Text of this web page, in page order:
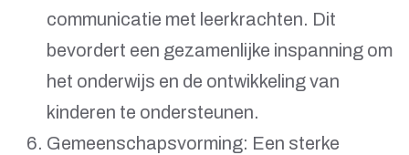
communicatie met leerkrachten. Dit
bevordert een gezamenlijke inspanning om
het onderwijs en de ontwikkeling van
kinderen te ondersteunen.
Gemeenschapsvorming: Een sterke